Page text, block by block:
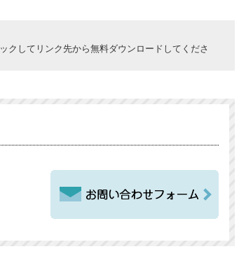
クしてリンク先から無料ダウンロードしてくださ